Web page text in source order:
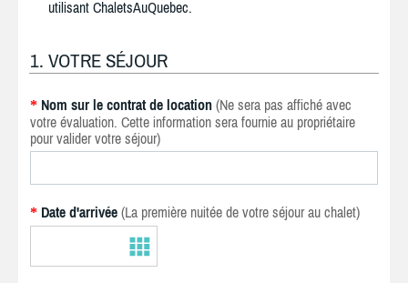
utilisant ChaletsAuQuebec.
1. VOTRE SÉJOUR
* Nom sur le contrat de location (Ne sera pas affiché avec
votre évaluation. Cette information sera fournie au propriétaire
pour valider votre séjour)
* Date d'arrivée (La première nuitée de votre séjour au chalet)